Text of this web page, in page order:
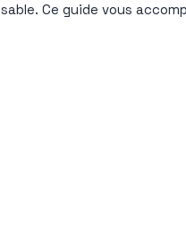
Ce guide vous